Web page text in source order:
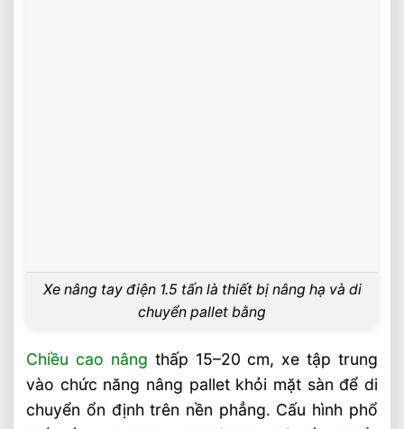
Liên hệ mua sản phẩm
Chọn Loại Bánh Xe Nâng Điện Theo Môi
Trường Làm Việc Phù Hợp
Chọn Tải Trọng Xe Nâng Điện Theo
Xe nâng tay điện 1.5 tấn là thiết bị nâng hạ và di
chuyển pallet bằng
Chiều cao nâng thấp 15–20 cm, xe tập trung
vào chức năng nâng pallet khỏi mặt sàn để di
chuyển ổn định trên nền phẳng. Cấu hình phổ